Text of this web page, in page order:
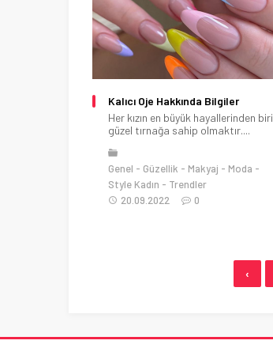
Kalıcı Oje Hakkında Bilgiler
Her kızın en büyük hayallerinden biri
güzel tırnağa sahip olmaktır....
Genel Güzellik Makyaj
Moda
Style Kadın
Trendler
20.09.2022
0
‹